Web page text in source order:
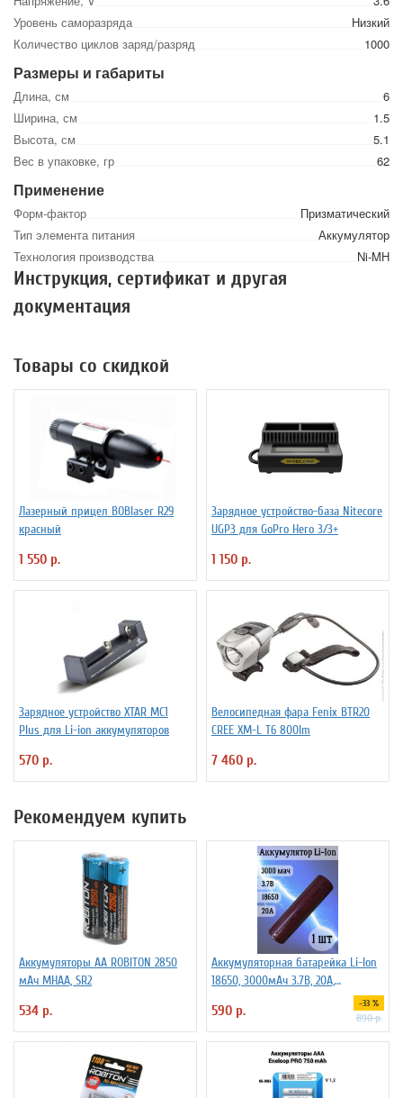
Уровень саморазряда
Низкий
Количество циклов заряд/разряд
1000
Размеры и габариты
Длина, см
6
Ширина, см
1.5
Высота, см
5.1
Вес в упаковке, гр
62
Применение
Форм-фактор
Призматический
Тип элемента питания
Аккумулятор
Технология производства
Ni-MH
Инструкция, сертификат и другая
документация
Товары со скидкой
Лазерный прицел BOBlaser R29
красный
1 550 р.
Зарядное устройство-база Nitecore
UGP3 для GoPro Hero 3/3+
1 150 р.
Зарядное устройство XTAR MC1
Plus для Li-ion аккумуляторов
570 р.
Велосипедная фара Fenix BTR20
CREE XM-L T6 800lm
7 460 р.
Рекомендуем купить
Аккумуляторы АА ROBITON 2850
мАч MHAA, SR2
534 р.
Аккумуляторная батарейка Li-Ion
18650, 3000мАч 3.7В, 20A,
высокомощный, незащищенный
590 р. -33 %
890 р.